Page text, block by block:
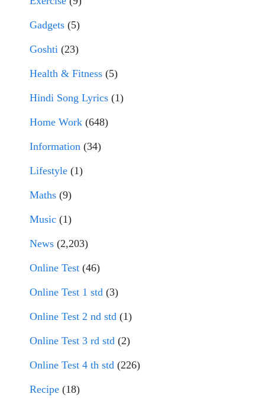
Gadgets (5)
Goshti (23)
Health & Fitness (5)
Hindi Song Lyrics (1)
Home Work (648)
Information (34)
Lifestyle (1)
Maths (9)
Music (1)
News (2,203)
Online Test (46)
Online Test 1 std (3)
Online Test 2 nd std (1)
Online Test 3 rd std (2)
Online Test 4 th std (226)
Recipe (18)